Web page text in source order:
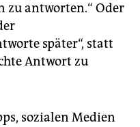
zu antworten.“ Oder
später“, statt
Antwort zu
sozialen Medien